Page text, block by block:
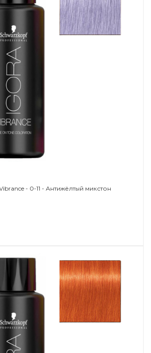
Schwarzkopf Igora Vibrance - 0-11 - Антижёлтый микстон